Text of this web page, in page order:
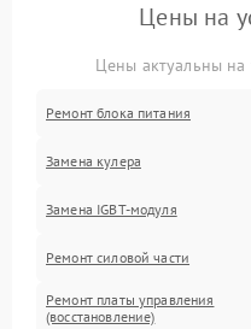
Цены на
Цены актуальны
Ремонт блока питания
Замена кулера
Замена IGBT-модуля
Ремонт силовой части
Ремонт платы управления
(восстановление)